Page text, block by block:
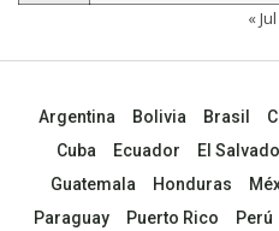
« Jul
Argentina Bolivia Brasil
Cuba
Ecuador El
Guatemala
Honduras
Paraguay
Puerto Rico Perú